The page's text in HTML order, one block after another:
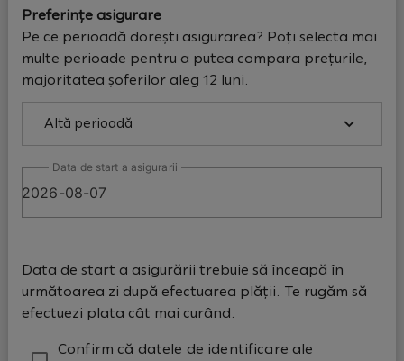
Preferințe asigurare
Pe ce perioadă dorești asigurarea? Poți selecta mai
multe perioade pentru a putea compara prețurile,
majoritatea șoferilor aleg 12 luni.
Altă perioadă
Data de start a asigurarii
Data de start a asigurării trebuie să înceapă în
următoarea zi după efectuarea plății. Te rugăm să
efectuezi plata cât mai curând.
Confirm că datele de identificare ale